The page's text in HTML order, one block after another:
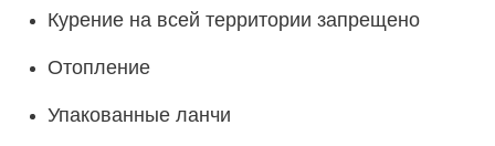
Курение на всей территории запрещено
Отопление
Упакованные ланчи